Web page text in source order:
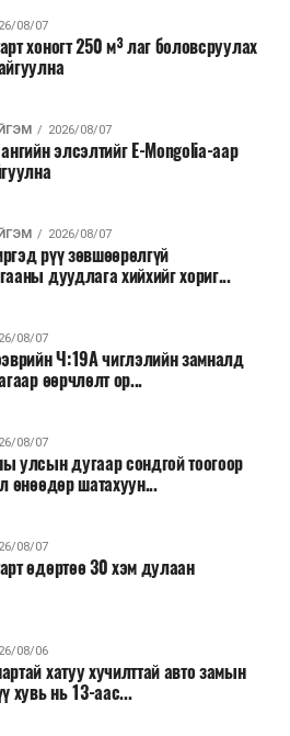
08/07
хоногт 250 м³ лаг боловсруулах
2026/08/07
элсэлтийг E-Mongolia-аар
2026/08/07
рүү зөвшөөрөлгүй
дуудлага хийхийг хориг...
08/07
Ч:19А чиглэлийн замналд
өөрчлөлт ор...
08/07
улсын дугаар сондгой тоогоор
өнөөдөр шатахуун...
08/07
өдөртөө 30 хэм дулаан
08/06
хатуу хучилттай авто замын
хувь нь 13-аас...